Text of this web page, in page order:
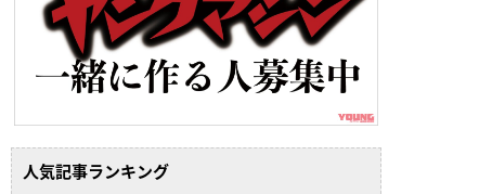
人気記事ランキング